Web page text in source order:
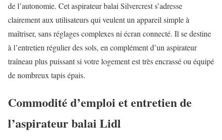
de l’autonomie. Cet aspirateur balai Silvercrest s’adresse
clairement aux utilisateurs qui veulent un appareil simple à
maîtriser, sans réglages complexes ni écran connecté. Il se destine
à l’entretien régulier des sols, en complément d’un aspirateur
traîneau plus puissant si votre logement est très encrassé ou équipé
de nombreux tapis épais.
Commodité d’emploi et entretien de
l’aspirateur balai Lidl